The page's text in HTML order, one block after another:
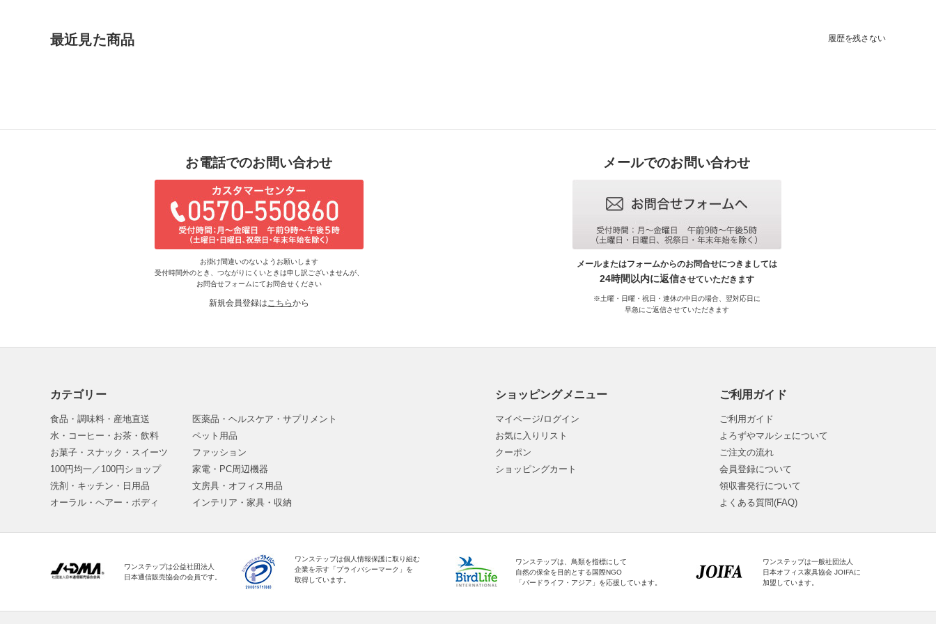
最近見た商品 履歴を残さない
お電話でのお問い合わせ
お掛け間違いのないようお願いします
受付時間外のとき、つながりにくいときは申し訳ございませんが、
お問合せフォームにてお問合せください
新規会員登録はこちらから
メールでのお問い合わせ
メールまたはフォームからのお問合せにつきましては
24時間以内に返信させていただきます
※土曜・日曜・祝日・連休の中日の場合、翌対応日に
早急にご返信させていただきます
カテゴリー
食品・調味料・産地直送
水・コーヒー・お茶・飲料
お菓子・スナック・スイーツ
100円均一／100円ショップ
洗剤・キッチン・日用品
オーラル・ヘアー・ボディ
医薬品・ヘルスケア・サプリメント
ペット用品
ファッション
家電・PC周辺機器
文房具・オフィス用品
インテリア・家具・収納
ショッピングメニュー
マイページ/ログイン
お気に入りリスト
クーポン
ショッピングカート
ご利用ガイド
ご利用ガイド
よろずやマルシェについて
ご注文の流れ
会員登録について
領収書発行について
よくある質問(FAQ)
ワンステップは公益社団法人
日本通信販売協会の会員です。
ワンステップは個人情報保護に取り組む
企業を示す「プライバシーマーク」を
取得しています。
ワンステップは、鳥類を指標にして
自然の保全を目的とする国際NGO
「バードライフ・アジア」を応援しています。
ワンステップは一般社団法人
日本オフィス家具協会 JOIFAに
加盟しています。